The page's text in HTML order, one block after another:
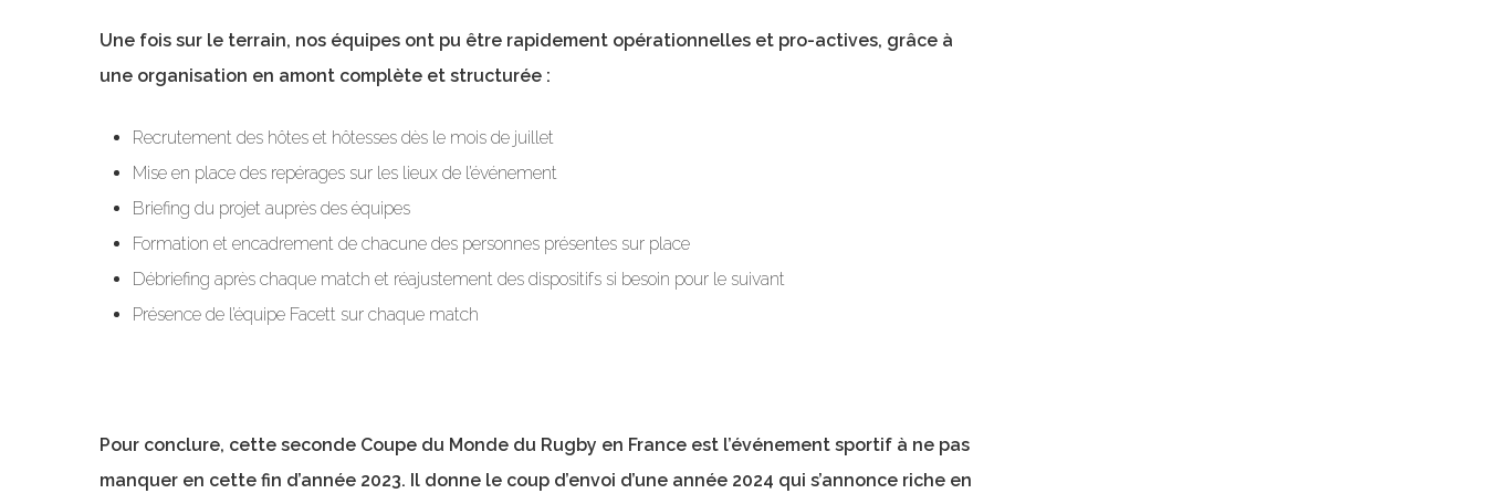
Une fois sur le terrain, nos équipes ont pu être rapidement opérationnelles et pro-actives, grâce à
une organisation en amont complète et structurée :
Recrutement des hôtes et hôtesses dès le mois de juillet
Mise en place des repérages sur les lieux de l’événement
Briefing du projet auprès des équipes
Formation et encadrement de chacune des personnes présentes sur place
Débriefing après chaque match et réajustement des dispositifs si besoin pour le suivant
Présence de l’équipe Facett sur chaque match
Pour conclure, cette seconde Coupe du Monde du Rugby en France est l’événement sportif à ne pas
manquer en cette fin d’année 2023. Il donne le coup d’envoi d’une année 2024 qui s’annonce riche en